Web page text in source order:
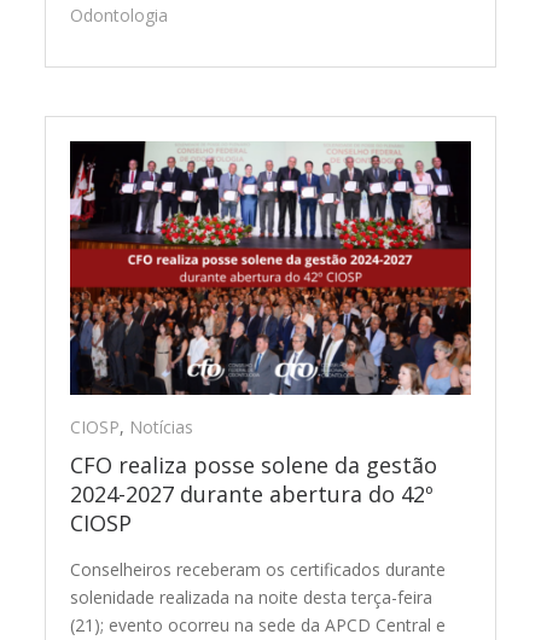
Odontologia
CIOSP, Notícias
CFO realiza posse solene da gestão
2024-2027 durante abertura do 42º
CIOSP
Conselheiros receberam os certificados durante
solenidade realizada na noite desta terça-feira
(21); evento ocorreu na sede da APCD Central e